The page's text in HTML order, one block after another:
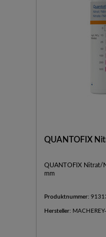
QUANTOFIX
QUANTOFIX Nitrat/
mm
Produktnummer:
Hersteller: